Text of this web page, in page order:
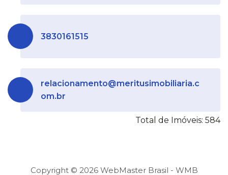
3830161515
relacionamento@meritusimobiliaria.c
om.br
Total de Imóveis: 584
Copyright © 2026WebMaster Brasil - WMB